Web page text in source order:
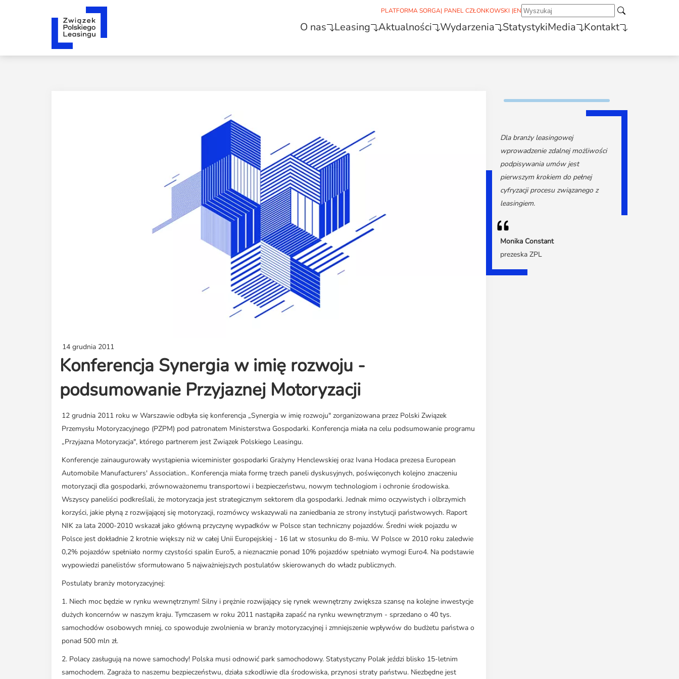
PLATFORMA SORGA| PANEL CZŁONKOWSKI |EN
O nas Leasing Aktualności Wydarzenia StatystykiMedia Kontakt
14 grudnia 2011
Konferencja Synergia w imię rozwoju -
podsumowanie Przyjaznej Motoryzacji
12 grudnia 2011 roku w Warszawie odbyła się konferencja „Synergia w imię rozwoju" zorganizowana przez Polski Związek
Przemysłu Motoryzacyjnego (PZPM) pod patronatem Ministerstwa Gospodarki. Konferencja miała na celu podsumowanie programu
„Przyjazna Motoryzacja", którego partnerem jest Związek Polskiego Leasingu.
Konferencje zainaugurowały wystąpienia wiceminister gospodarki Grażyny Henclewskiej oraz Ivana Hodaca prezesa European
Automobile Manufacturers' Association.. Konferencja miała formę trzech paneli dyskusyjnych, poświęconych kolejno znaczeniu
motoryzacji dla gospodarki, zrównoważonemu transportowi i bezpieczeństwu, nowym technologiom i ochronie środowiska.
Wszyscy paneliści podkreślali, że motoryzacja jest strategicznym sektorem dla gospodarki. Jednak mimo oczywistych i olbrzymich
korzyści, jakie płyną z rozwijającej się motoryzacji, rozmówcy wskazywali na zaniedbania ze strony instytucji państwowych. Raport
NIK za lata 2000-2010 wskazał jako główną przyczynę wypadków w Polsce stan techniczny pojazdów. Średni wiek pojazdu w
Polsce jest dokładnie 2 krotnie większy niż w całej Unii Europejskiej - 16 lat w stosunku do 8-miu. W Polsce w 2010 roku zaledwie
0,2% pojazdów spełniało normy czystości spalin Euro5, a nieznacznie ponad 10% pojazdów spełniało wymogi Euro4. Na podstawie
wypowiedzi panelistów sformułowano 5 najważniejszych postulatów skierowanych do władz publicznych.
Postulaty branży motoryzacyjnej:
1. Niech moc będzie w rynku wewnętrznym! Silny i prężnie rozwijający się rynek wewnętrzny zwiększa szansę na kolejne inwestycje
dużych koncernów w naszym kraju. Tymczasem w roku 2011 nastąpiła zapaść na rynku wewnętrznym - sprzedano o 40 tys.
samochodów osobowych mniej, co spowoduje zwolnienia w branży motoryzacyjnej i zmniejszenie wpływów do budżetu państwa o
ponad 500 mln zł.
2. Polacy zasługują na nowe samochody! Polska musi odnowić park samochodowy. Statystyczny Polak jeździ blisko 15-letnim
samochodem. Zagraża to naszemu bezpieczeństwu, działa szkodliwie dla środowiska, przynosi straty państwu. Niezbędne jest
Dla branży leasingowej
wprowadzenie zdalnej możliwości
podpisywania umów jest
pierwszym krokiem do pełnej
cyfryzacji procesu związanego z
leasingiem.
Monika Constant
prezeska ZPL